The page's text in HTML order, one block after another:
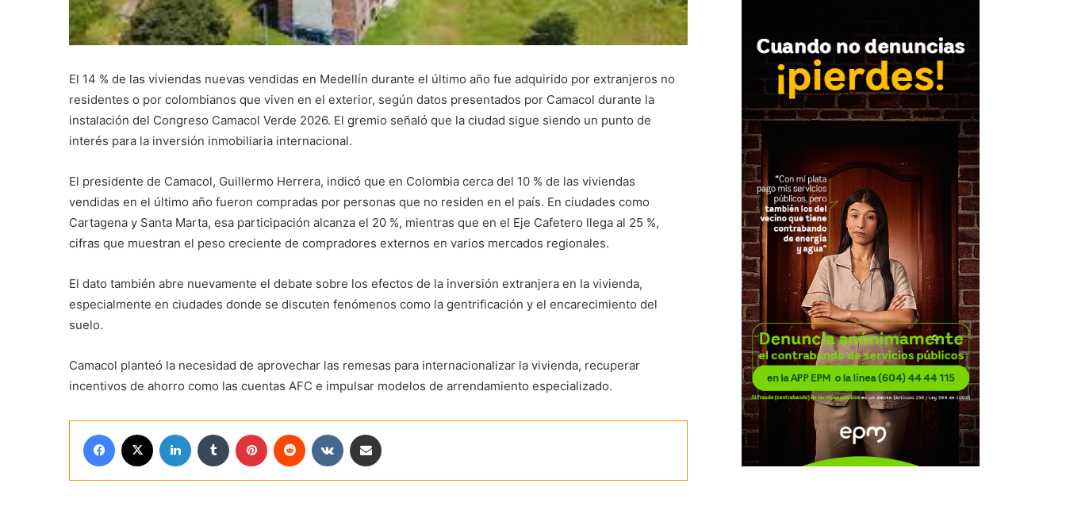
El 14 % de las viviendas nuevas vendidas en Medellín durante el último año fue adquirido por extranjeros no
residentes o por colombianos que viven en el exterior, según datos presentados por Camacol durante la
instalación del Congreso Camacol Verde 2026. El gremio señaló que la ciudad sigue siendo un punto de
interés para la inversión inmobiliaria internacional.
El presidente de Camacol, Guillermo Herrera, indicó que en Colombia cerca del 10 % de las viviendas
vendidas en el último año fueron compradas por personas que no residen en el país. En ciudades como
Cartagena y Santa Marta, esa participación alcanza el 20 %, mientras que en el Eje Cafetero llega al 25 %,
cifras que muestran el peso creciente de compradores externos en varios mercados regionales.
El dato también abre nuevamente el debate sobre los efectos de la inversión extranjera en la vivienda,
especialmente en ciudades donde se discuten fenómenos como la gentrificación y el encarecimiento del
suelo.
Camacol planteó la necesidad de aprovechar las remesas para internacionalizar la vivienda, recuperar
incentivos de ahorro como las cuentas AFC e impulsar modelos de arrendamiento especializado.
Facebook LinkedIn Tumblr Pinterest Reddit VKontakte